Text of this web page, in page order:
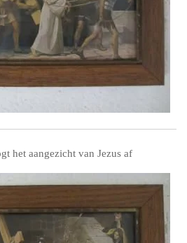
het aangezicht van Jezus af